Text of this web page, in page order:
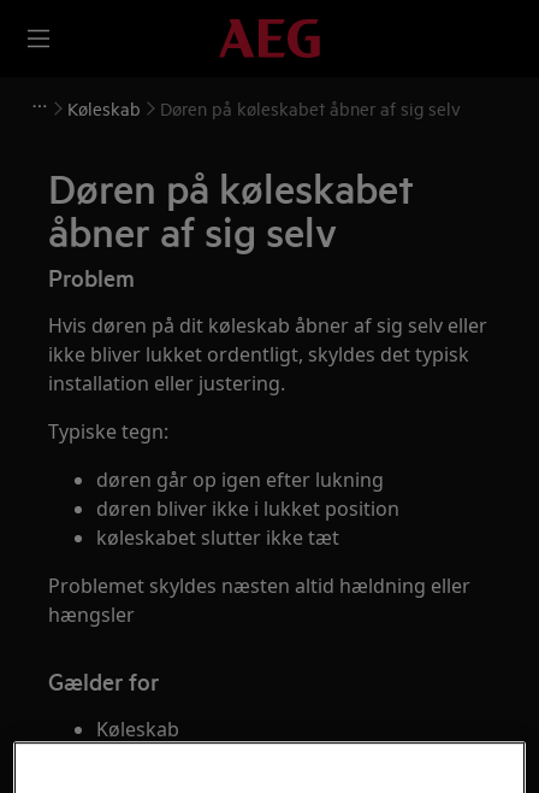
Køleskab Døren på køleskabet åbner af sig selv
Døren på køleskabet
åbner af sig selv
Problem
Hvis døren på dit køleskab åbner af sig selv eller
ikke bliver lukket ordentligt, skyldes det typisk
installation eller justering.
Typiske tegn:
døren går op igen efter lukning
døren bliver ikke i lukket position
køleskabet slutter ikke tæt
Problemet skyldes næsten altid hældning eller
hængsler
Gælder for
Køleskab